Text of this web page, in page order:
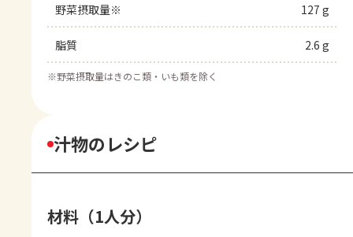
野菜摂取量※ 127 g
脂質 2.6 g
※野菜摂取量はきのこ類・いも類を除く
汁物のレシピ
材料（1人分）